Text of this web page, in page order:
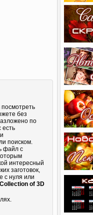
без
по
есть
поиском.
файл с
интересный
заготовок,
с нуля или
Collection of 3D